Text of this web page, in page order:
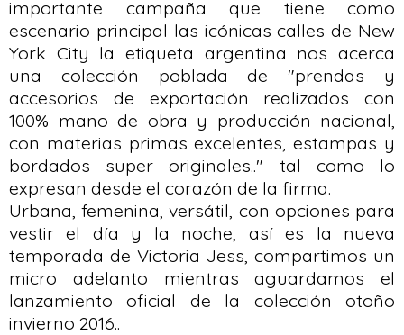
importante campaña que tiene como
escenario principal las icónicas calles de New
York City la etiqueta argentina nos acerca
una colección poblada de "prendas y
accesorios de exportación realizados con
100% mano de obra y producción nacional,
con materias primas excelentes, estampas y
bordados super originales.." tal como lo
expresan desde el corazón de la firma.
Urbana, femenina, versátil, con opciones para
vestir el día y la noche, así es la nueva
temporada de Victoria Jess, compartimos un
micro adelanto mientras aguardamos el
lanzamiento oficial de la colección otoño
invierno 2016..